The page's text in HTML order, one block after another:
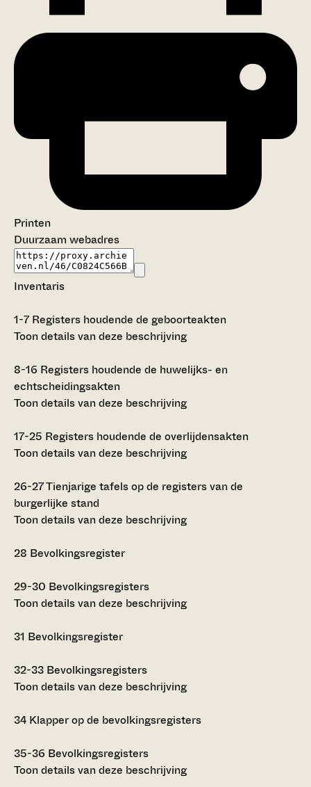
Printen
Duurzaam webadres
Inventaris
1-7 Registers houdende de geboorteakten
Toon details van deze beschrijving
8-16 Registers houdende de huwelijks- en
echtscheidingsakten
Toon details van deze beschrijving
17-25 Registers houdende de overlijdensakten
Toon details van deze beschrijving
26-27Tienjarige tafels op de registers van de
burgerlijke stand
Toon details van deze beschrijving
28 Bevolkingsregister
29-30 Bevolkingsregisters
Toon details van deze beschrijving
31 Bevolkingsregister
32-33 Bevolkingsregisters
Toon details van deze beschrijving
34 Klapper op de bevolkingsregisters
35-36 Bevolkingsregisters
Toon details van deze beschrijving